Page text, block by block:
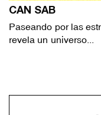
CAN SAB
Paseando por las
revela un universo...